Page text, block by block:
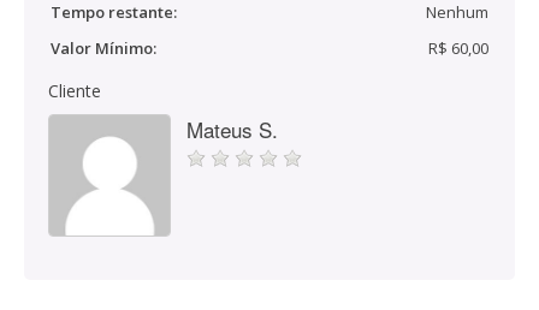
Tempo restante:
Nenhum
Valor Mínimo:
R$ 60,00
Cliente
Mateus S.